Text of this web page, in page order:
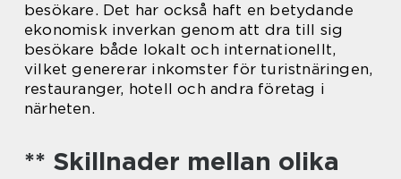
besökare. Det har också haft en betydande
ekonomisk inverkan genom att dra till sig
besökare både lokalt och internationellt,
vilket genererar inkomster för turistnäringen,
restauranger, hotell och andra företag i
närheten.
** Skillnader mellan olika